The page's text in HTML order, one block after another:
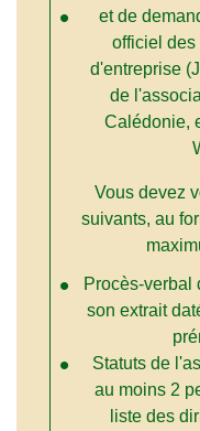
et de
officiel des
d'entreprise
de
Calédonie,
Vous devez
suivants, au
Procès-verbal
son extrait
Statuts de
au moins 2
liste des